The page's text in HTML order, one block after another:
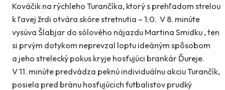
Kováčik na rýchleho Turančíka, ktorý s prehľadom strelou
k ľavej žrdi otvára skóre stretnutia – 1:0. V 8. minúte
vysúva Šlabjar do sólového nájazdu Martina Smidku , ten
si prvým dotykom neprevzal loptu ideáným spôsobom
a jeho strelecký pokus kryje hosťujúci brankár Ďureje.
V 11. minúte predvádza peknú individuálnu akciu Turančík,
posiela pred bránu hosťujúcich futbalistov prudký